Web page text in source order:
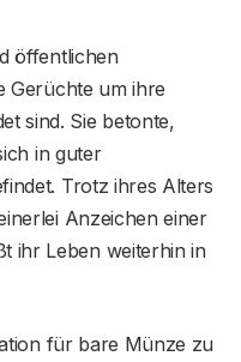
öffentlichen
Gerüchte um ihre
sind. Sie betonte,
in guter
Trotz ihres Alters
Anzeichen einer
ihr Leben weiterhin in
für bare Münze zu